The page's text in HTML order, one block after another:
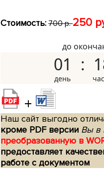
Стоимость: 700 р.250
до
01
+
Наш сайт выгодно
кроме PDF версии Вы в
преобразованную в
предоставляет
работе с документом